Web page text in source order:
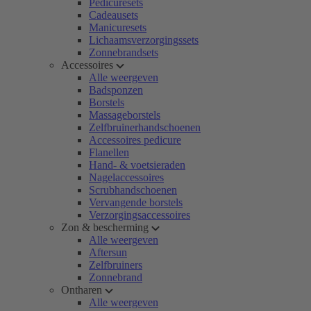
Pedicuresets
Cadeausets
Manicuresets
Lichaamsverzorgingssets
Zonnebrandsets
Accessoires
Alle weergeven
Badsponzen
Borstels
Massageborstels
Zelfbruinerhandschoenen
Accessoires pedicure
Flanellen
Hand- & voetsieraden
Nagelaccessoires
Scrubhandschoenen
Vervangende borstels
Verzorgingsaccessoires
Zon & bescherming
Alle weergeven
Aftersun
Zelfbruiners
Zonnebrand
Ontharen
Alle weergeven